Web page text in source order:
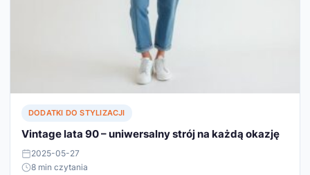
DODATKI DO STYLIZACJI
Vintage lata 90 – uniwersalny strój na każdą okazję
2025-05-27
8 min czytania